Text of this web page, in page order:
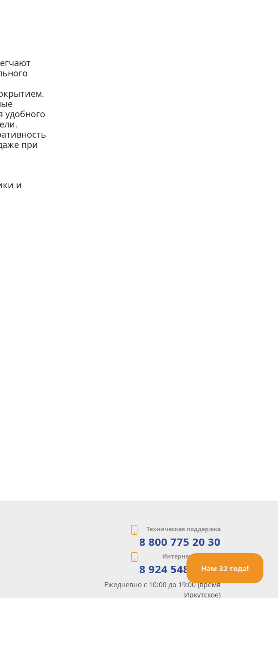
Нам 32 года!
удобного
при
и
Техническая поддержка
8 800 775 20 30
Интернет-магазин
8 924 548 85 07
Ежедневно с 10:00 до 19:00 (время
Иркутское)